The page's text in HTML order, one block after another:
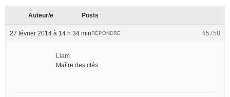
Auteur/e Posts
27 février 2014 à 14 h 34 min #5758
RÉPONDRE
Liam
Maître des clés